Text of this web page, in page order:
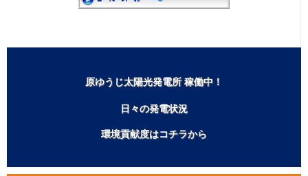
原ゆうじ太陽光発電所 稼働中！
日々の発電状況
環境貢献度はコチラから